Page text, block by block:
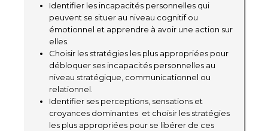
Identifier les incapacités personnelles qui
peuvent se situer au niveau cognitif ou
émotionnel et apprendre à avoir une action sur
elles.
Choisir les stratégies les plus appropriées pour
débloquer ses incapacités personnelles au
niveau stratégique, communicationnel ou
relationnel.
Identifier ses perceptions, sensations et
croyances dominantes et choisir les stratégies
les plus appropriées pour se libérer de ces